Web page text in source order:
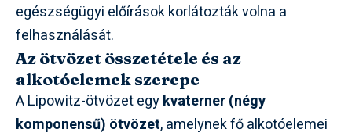
egészségügyi előírások korlátozták volna a
felhasználását.
Az ötvözet összetétele és az
alkotóelemek szerepe
A Lipowitz-ötvözet egykvaterner (négy
komponensű) ötvözet, amelynek fő alkotóelemei